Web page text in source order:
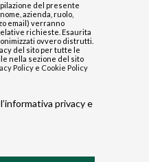
del presente
azienda, ruolo,
email) verranno
richieste. Esaurita
ovvero distrutti.
del sito per tutte le
nella sezione del sito
Policy e Cookie Policy
privacy e